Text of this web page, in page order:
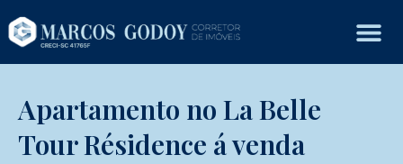
Apartamento no La Belle
Tour Résidence á venda